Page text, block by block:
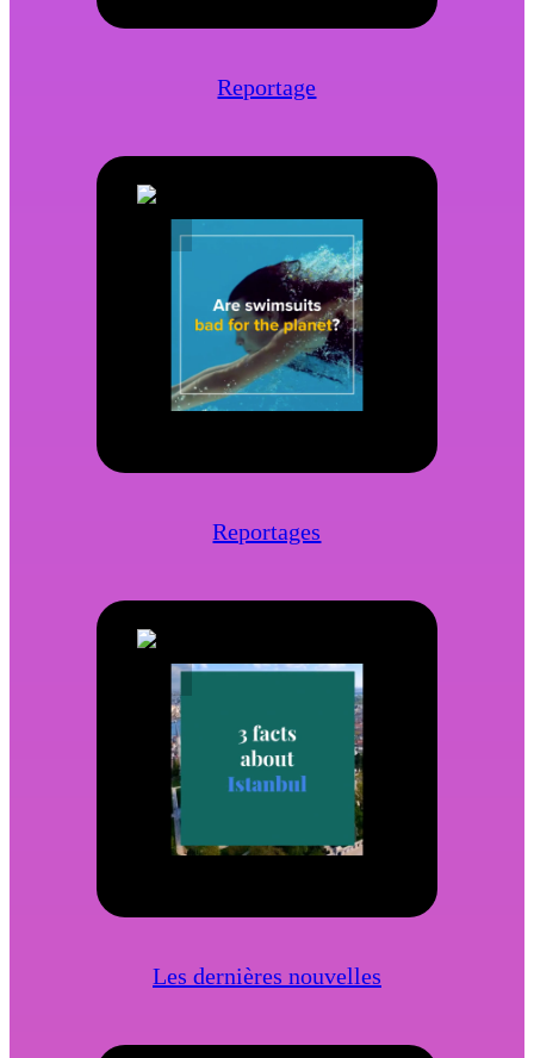
Reportage
Reportages
Les dernières nouvelles